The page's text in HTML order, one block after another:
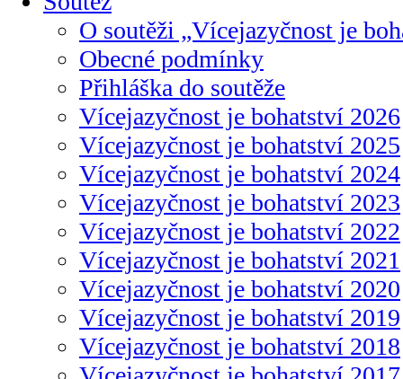
O soutěži „Vícejazyčnost je
Obecné podmínky
Přihláška do soutěže
Vícejazyčnost je bohatství 2026
Vícejazyčnost je bohatství 2025
Vícejazyčnost je bohatství 2024
Vícejazyčnost je bohatství 2023
Vícejazyčnost je bohatství 2022
Vícejazyčnost je bohatství 2021
Vícejazyčnost je bohatství 2020
Vícejazyčnost je bohatství 2019
Vícejazyčnost je bohatství 2018